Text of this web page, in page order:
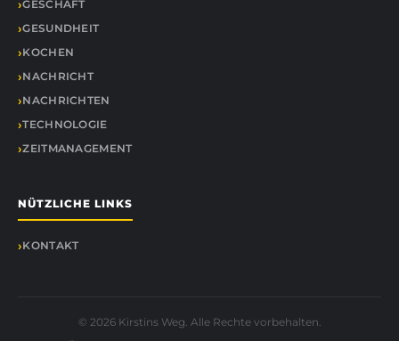
GESCHÄFT
GESUNDHEIT
KOCHEN
NACHRICHT
NACHRICHTEN
TECHNOLOGIE
ZEITMANAGEMENT
NÜTZLICHE LINKS
KONTAKT
© 2026 Kirstins Weg. Alle Rechte vorbehalten.